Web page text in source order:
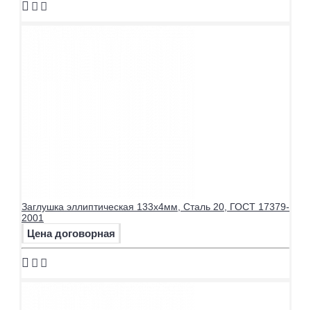
Заглушка эллиптическая 133х4мм, Сталь 20, ГОСТ 17379-
2001
Цена договорная